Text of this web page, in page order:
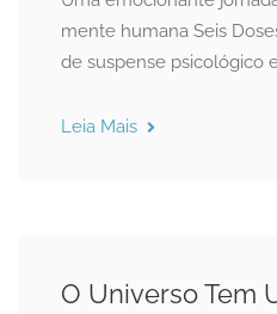
mente humana Seis
de suspense psicológico
Leia Mais
O Universo Tem